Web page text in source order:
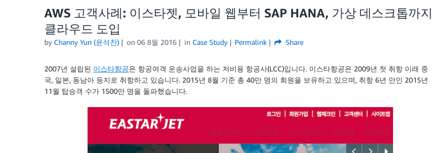
AWS 고객사례: 이스타젯, 모바일 웹부터 SAP HANA, 가상 데스크톱까지
클라우드 도입
by Channy Yun (윤석찬) on 06 8월 2016 in Case Study Permalink Share
2007년 설립된 이스타항공은 항공여객 운송사업을 하는 저비용 항공사(LCC)입니다. 이스타항공은 2009년 첫 취항 이래 중
국, 일본, 동남아 등지로 취항하고 있습니다. 2015년 8월 기준 총 40만 명의 회원을 보유하고 있으며, 취항 6년 만인 2015년
11월 탑승객 수가 1500만 명을 돌파했습니다.